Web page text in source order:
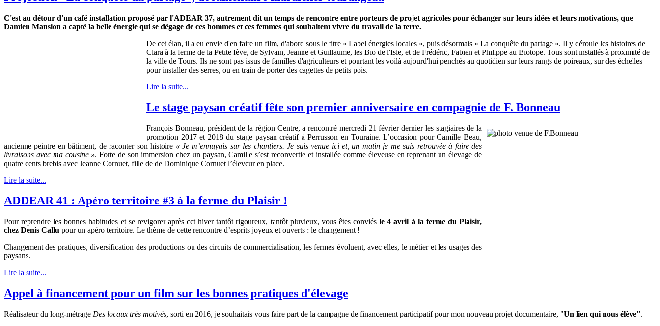
C'est au détour d'un café installation proposé par l'ADEAR 37, autrement dit un temps de rencontre entre porteurs de projet agricoles pour échanger sur leurs idées et leurs motivations, que
Damien Mansion a capté la belle énergie qui se dégage de ces hommes et ces femmes qui souhaitent vivre du travail de la terre.
De cet élan, il a eu envie d'en faire un film, d'abord sous le titre « Label énergies locales », puis désormais « La conquête du partage ». Il y déroule les histoires de
Clara à la ferme de la Petite fève, de Sylvain, Jeanne et Guillaume, les Bio de l'Isle, et de Frédéric, Fabien et Philippe au Biotope. Tous sont installés à proximité de
la ville de Tours. Ils ne sont pas issus de familles d'agriculteurs et pourtant les voilà aujourd'hui penchés au quotidien sur leurs rangs de poireaux, sur des échelles
pour installer des serres, ou en train de porter des cagettes de petits pois.
Lire la suite...
Le stage paysan créatif fête son premier anniversaire en compagnie de F. Bonneau
François Bonneau, président de la région Centre, a rencontré mercredi 21 février dernier les stagiaires de la
promotion 2017 et 2018 du stage paysan créatif à Perrusson en Touraine. L’occasion pour Camille Beau,
ancienne peintre en bâtiment, de raconter son histoire « Je m’ennuyais sur les chantiers. Je suis venue ici et, un matin je me suis retrouvée à faire des
livraisons avec ma cousine ». Forte de son immersion chez un paysan, Camille s’est reconvertie et installée comme éleveuse en reprenant un élevage de
quatre cents brebis avec Jeanne Cornuet, fille de de Dominique Cornuet l’éleveur en place.
Lire la suite...
ADDEAR 41 : Apéro territoire #3 à la ferme du Plaisir !
Pour reprendre les bonnes habitudes et se revigorer après cet hiver tantôt rigoureux, tantôt pluvieux, vous êtes conviésle 4 avril à la ferme du Plaisir,
chez Denis Callu pour un apéro territoire. Le thème de cette rencontre d’esprits joyeux et ouverts : le changement !
Changement des pratiques, diversification des productions ou des circuits de commercialisation, les fermes évoluent, avec elles, le métier et les usages des
paysans.
Lire la suite...
Appel à financement pour un film sur les bonnes pratiques d'élevage
Réalisateur du long-métrage Des locaux très motivés, sorti en 2016, je souhaitais vous faire part de la campagne de financement participatif pour mon nouveau projet documentaire, "Un lien qui nous élève".